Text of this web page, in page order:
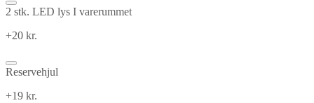
2 stk. LED lys I varerummet
+20 kr.
Reservehjul
+19 kr.